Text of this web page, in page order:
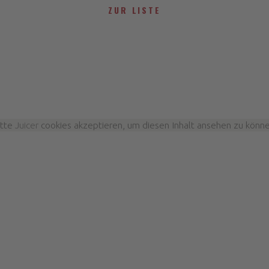
ZUR LISTE
Juicer cookies akzeptieren, um diesen Inhalt ansehen zu